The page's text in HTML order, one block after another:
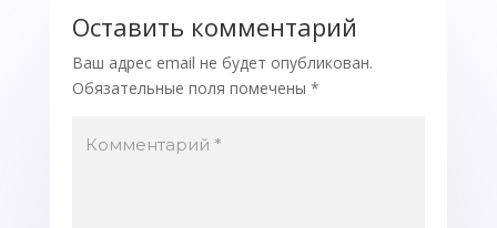
Оставить комментарий
Ваш адрес email не будет опубликован.
Обязательные поля помечены *